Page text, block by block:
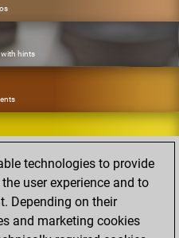
with hints
cloud
technologies to provide
user experience and to
Depending on their
and marketing cookies